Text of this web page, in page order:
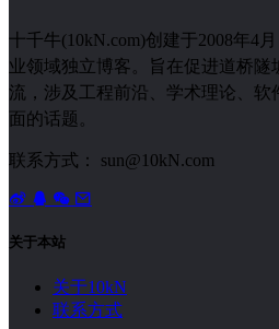
十千牛(10kN.com)创建于2008年4
业领域独立博客。旨在促进道桥
流，涉及工程前沿、学术理论、
面的话题。
联系方式： sun@10kN.com
关于本站
关于10kN
联系方式